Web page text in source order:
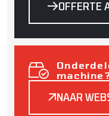
OFFERTE
NAAR